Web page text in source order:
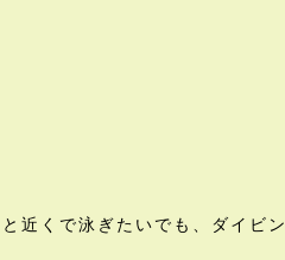
近くで泳ぎたいでも、ダイビン